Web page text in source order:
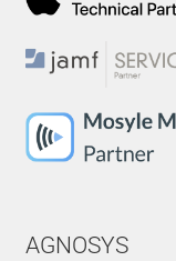
AGNOSYS